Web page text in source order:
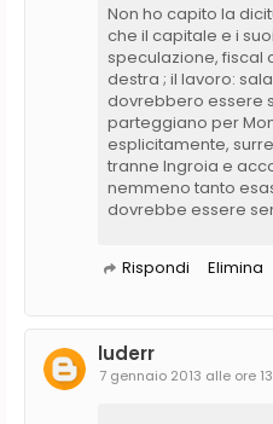
Non ho capito la
che il capitale e i
speculazione, fiscal
destra ; il lavoro:
dovrebbero essere
parteggiano per
esplicitamente,
tranne Ingroia e
nemmeno tanto
dovrebbe essere
Rispondi Elimina
luderr
7 gennaio 2013 alle ore